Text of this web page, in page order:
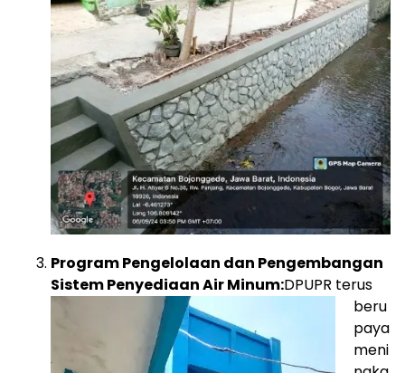
Program Pengelolaan dan Pengembangan
Sistem Penyediaan Air Minum:DPUPR terus
beru
paya
meni